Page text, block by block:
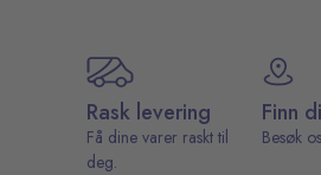
Rask levering
Få dine varer raskt til
deg.
Finn
Besøk